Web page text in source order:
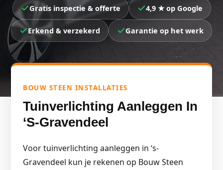
Gratis inspectie & offerte 4,9 ★ op Google
Erkend & verzekerd Garantie op het werk
BOUW STEEN INSTALLATIES
Tuinverlichting Aanleggen In
‘s-Gravendeel
Voor tuinverlichting aanleggen in ‘s-
Gravendeel kun je rekenen op Bouw Steen